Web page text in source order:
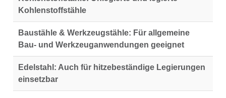
Kohlenstoffstähle
Baustähle & Werkzeugstähle: Für allgemeine
Bau- und Werkzeuganwendungen geeignet
Edelstahl: Auch für hitzebeständige Legierungen
einsetzbar